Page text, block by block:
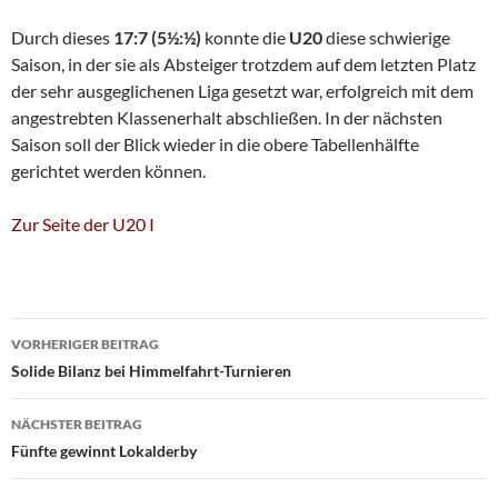
Durch dieses 17:7 (5½:½) konnte die U20diese schwierige
Saison, in der sie als Absteiger trotzdem auf dem letzten Platz
der sehr ausgeglichenen Liga gesetzt war, erfolgreich mit dem
angestrebten Klassenerhalt abschließen. In der nächsten
Saison soll der Blick wieder in die obere Tabellenhälfte
gerichtet werden können.
Zur Seite der U20 I
Beitragsnavigation
VORHERIGER BEITRAG
Solide Bilanz bei Himmelfahrt-Turnieren
NÄCHSTER BEITRAG
Fünfte gewinnt Lokalderby